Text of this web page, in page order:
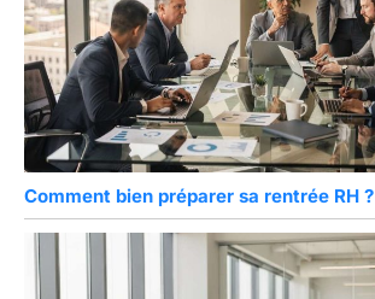
Comment bien préparer sa rentrée RH ?